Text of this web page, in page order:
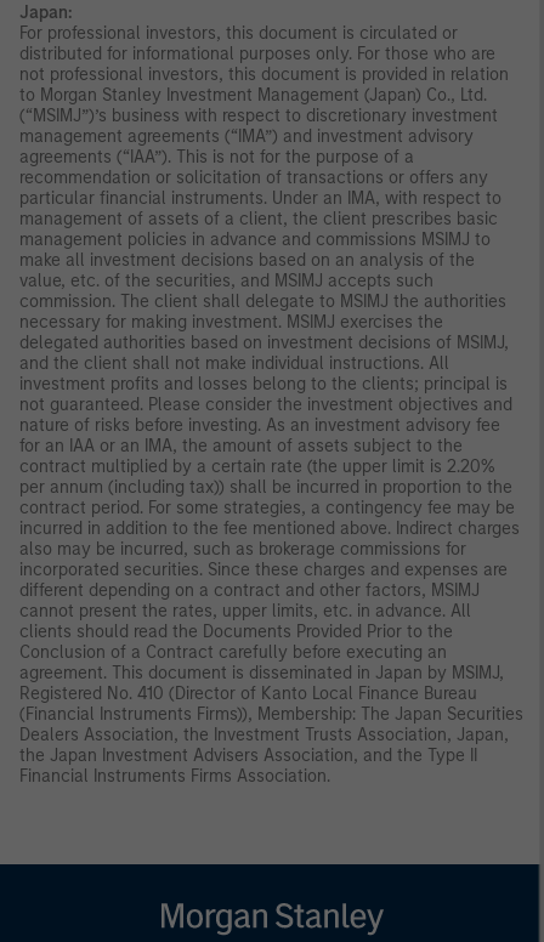
Japan:
For professional investors, this document is circulated or
distributed for informational purposes only. For those who are
not professional investors, this document is provided in relation
to Morgan Stanley Investment Management (Japan) Co., Ltd.
(“MSIMJ”)’s business with respect to discretionary investment
management agreements (“IMA”) and investment advisory
agreements (“IAA”). This is not for the purpose of a
recommendation or solicitation of transactions or offers any
particular financial instruments. Under an IMA, with respect to
management of assets of a client, the client prescribes basic
management policies in advance and commissions MSIMJ to
make all investment decisions based on an analysis of the
value, etc. of the securities, and MSIMJ accepts such
commission. The client shall delegate to MSIMJ the authorities
necessary for making investment. MSIMJ exercises the
delegated authorities based on investment decisions of MSIMJ,
and the client shall not make individual instructions. All
investment profits and losses belong to the clients; principal is
not guaranteed. Please consider the investment objectives and
nature of risks before investing. As an investment advisory fee
for an IAA or an IMA, the amount of assets subject to the
contract multiplied by a certain rate (the upper limit is 2.20%
per annum (including tax)) shall be incurred in proportion to the
contract period. For some strategies, a contingency fee may be
incurred in addition to the fee mentioned above. Indirect charges
also may be incurred, such as brokerage commissions for
incorporated securities. Since these charges and expenses are
different depending on a contract and other factors, MSIMJ
cannot present the rates, upper limits, etc. in advance. All
clients should read the Documents Provided Prior to the
Conclusion of a Contract carefully before executing an
agreement. This document is disseminated in Japan by MSIMJ,
Registered No. 410 (Director of Kanto Local Finance Bureau
(Financial Instruments Firms)), Membership: The Japan Securities
Dealers Association, the Investment Trusts Association, Japan,
the Japan Investment Advisers Association, and the Type II
Financial Instruments Firms Association.